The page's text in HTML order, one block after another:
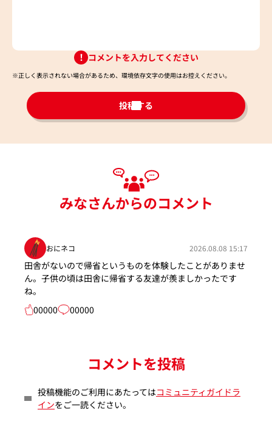
コメントを入力してください
※正しく表示されない場合があるため、環境依存文字の使用はお控えください。​
投稿する
みなさんからのコメント
おにネコ 2026.08.08 15:17
田舎がないので帰省というものを体験したことがありませ
ん。子供の頃は田舎に帰省する友達が羨ましかったです
ね。
00000
00000
コメントを投稿
投稿機能のご利用にあたってはコミュニティガイドラ
インをご一読ください。